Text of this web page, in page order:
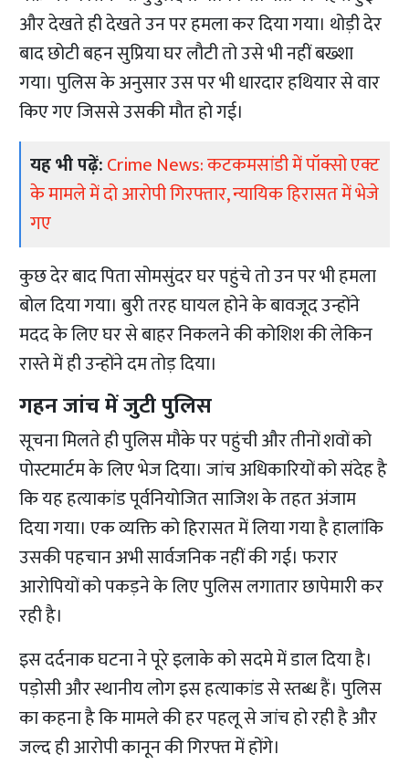
और देखते ही देखते उन पर हमला कर दिया गया। थोड़ी देर
बाद छोटी बहन सुप्रिया घर लौटी तो उसे भी नहीं बख्शा
गया। पुलिस के अनुसार उस पर भी धारदार हथियार से वार
किए गए जिससे उसकी मौत हो गई।
यह भी पढ़ें:Crime News: कटकमसांडी में पॉक्सो एक्ट
के मामले में दो आरोपी गिरफ्तार, न्यायिक हिरासत में भेजे
गए
कुछ देर बाद पिता सोमसुंदर घर पहुंचे तो उन पर भी हमला
बोल दिया गया। बुरी तरह घायल होने के बावजूद उन्होंने
मदद के लिए घर से बाहर निकलने की कोशिश की लेकिन
रास्ते में ही उन्होंने दम तोड़ दिया।
गहन जांच में जुटी पुलिस
सूचना मिलते ही पुलिस मौके पर पहुंची और तीनों शवों को
पोस्टमार्टम के लिए भेज दिया। जांच अधिकारियों को संदेह है
कि यह हत्याकांड पूर्वनियोजित साजिश के तहत अंजाम
दिया गया। एक व्यक्ति को हिरासत में लिया गया है हालांकि
उसकी पहचान अभी सार्वजनिक नहीं की गई। फरार
आरोपियों को पकड़ने के लिए पुलिस लगातार छापेमारी कर
रही है।
इस दर्दनाक घटना ने पूरे इलाके को सदमे में डाल दिया है।
पड़ोसी और स्थानीय लोग इस हत्याकांड से स्तब्ध हैं। पुलिस
का कहना है कि मामले की हर पहलू से जांच हो रही है और
जल्द ही आरोपी कानून की गिरफ्त में होंगे।